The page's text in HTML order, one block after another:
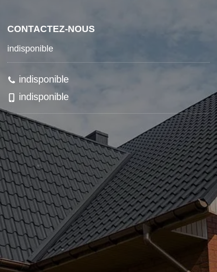
CONTACTEZ-NOUS
indisponible
indisponible
indisponible